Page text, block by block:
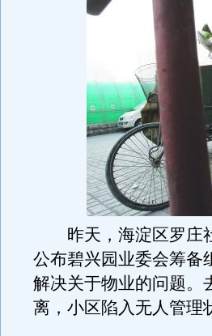
昨天，海淀区罗庄
公布碧兴园业委会筹备
解决关于物业的问题。
离，小区陷入无人管理